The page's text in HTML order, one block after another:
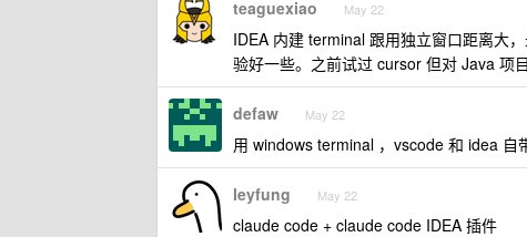
teaguexiao May 22
IDEA 内建 terminal 跟用独立窗口距离大
验好一些。之前试过 cursor 但对 Java 项
defaw May 22
用 windows terminal ，vscode 和 idea 自
leyfung May 22
claude code + claude code IDEA 插件